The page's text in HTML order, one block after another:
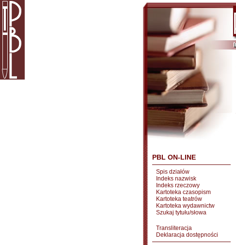
PBL ON-LINE
Spis działów
Indeks nazwisk
Indeks rzeczowy
Kartoteka czasopism
Kartoteka teatrów
Kartoteka wydawnictw
Szukaj tytułu/słowa
Transliteracja
Deklaracja dostępności